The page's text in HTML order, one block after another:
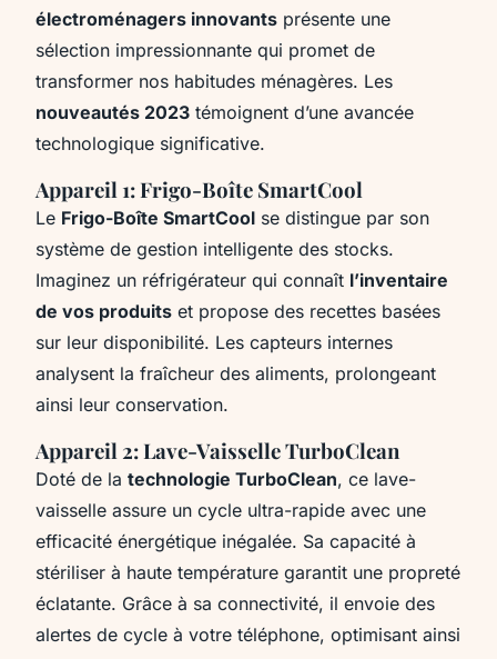
électroménagers innovants présente une
sélection impressionnante qui promet de
transformer nos habitudes ménagères. Les
nouveautés 2023 témoignent d’une avancée
technologique significative.
Appareil 1: Frigo-Boîte SmartCool
Le Frigo-Boîte SmartCool se distingue par son
système de gestion intelligente des stocks.
Imaginez un réfrigérateur qui connaît l’inventaire
de vos produits et propose des recettes basées
sur leur disponibilité. Les capteurs internes
analysent la fraîcheur des aliments, prolongeant
ainsi leur conservation.
Appareil 2: Lave-Vaisselle TurboClean
Doté de la technologie TurboClean, ce lave-
vaisselle assure un cycle ultra-rapide avec une
efficacité énergétique inégalée. Sa capacité à
stériliser à haute température garantit une propreté
éclatante. Grâce à sa connectivité, il envoie des
alertes de cycle à votre téléphone, optimisant ainsi